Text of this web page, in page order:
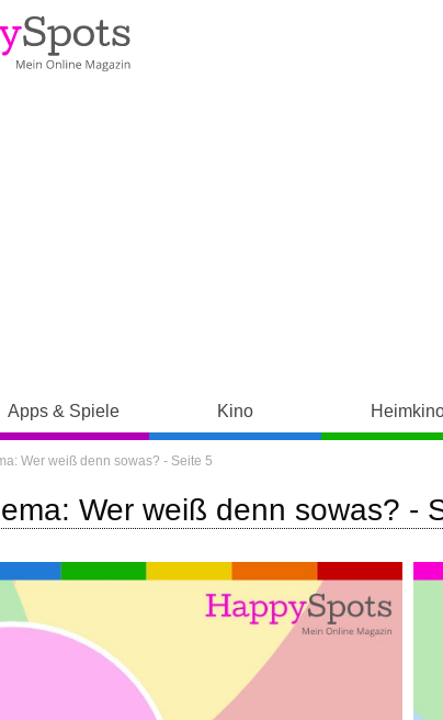
Apps & Spiele Kino
Wer weiß denn sowas? - Seite 5
Wer weiß denn sowas? -